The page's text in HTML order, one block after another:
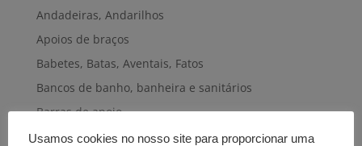
Andadeiras, Andarilhos
Apoios de braços
Babetes, Batas, Aventais, Fatos
Bancos de banho, banheira e sanitários
Barras de apoio
Bengalas, Canadianas e afins
Usamos cookies no nosso site para proporcionar uma